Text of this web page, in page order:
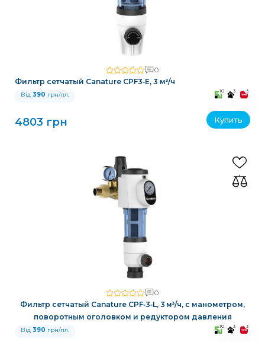
0
Фильтр сетчатый Canature CPF3‑E, 3 м³/ч
Від 390 грн/пл. 10 3 3
4803 грн Купить
0
Фильтр сетчатый Canature CPF‑3‑L, 3 м³/ч, с манометром,
поворотным оголовком и редуктором давления
Від 390 грн/пл. 10 3 3